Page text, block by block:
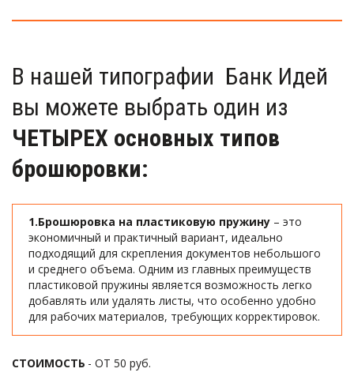
В нашей типографии  Банк Идей
вы можете выбрать один из
ЧЕТЫРЕХ основных типов
брошюровки:
1.Брошюровка на пластиковую пружину – это
экономичный и практичный вариант, идеально
подходящий для скрепления документов небольшого
и среднего объема. Одним из главных преимуществ
пластиковой пружины является возможность легко
добавлять или удалять листы, что особенно удобно
для рабочих материалов, требующих корректировок.
CТОИМОСТЬ - ОТ 50 руб.